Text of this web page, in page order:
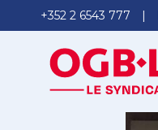
+352 2 6543 777